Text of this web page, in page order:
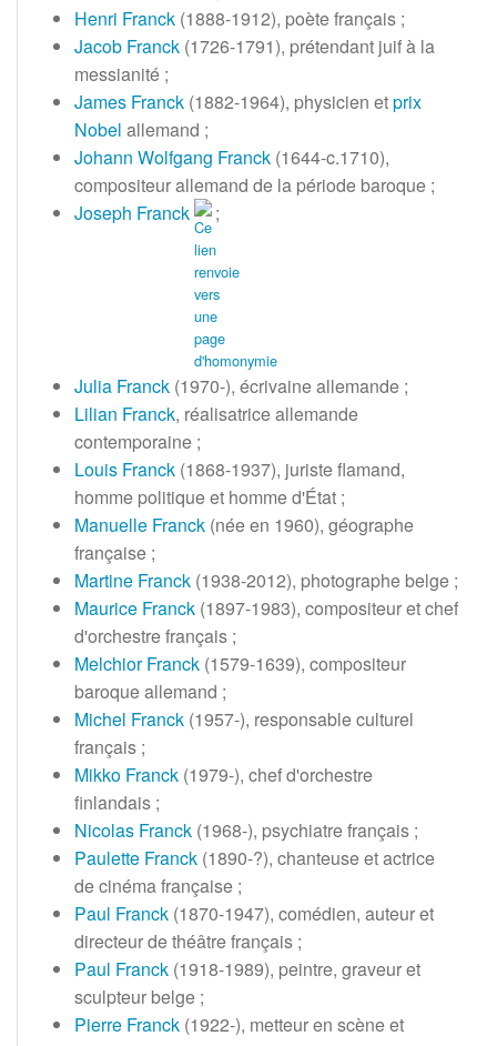
Henri Franck (1888-1912), poète français ;
Jacob Franck (1726-1791), prétendant juif à la
messianité ;
James Franck (1882-1964), physicien etprix
Nobel allemand ;
Johann Wolfgang Franck (1644-c.1710),
compositeur allemand de la période baroque ;
Joseph Franck
;
Julia Franck (1970-), écrivaine allemande ;
Lilian Franck, réalisatrice allemande
contemporaine ;
Louis Franck (1868-1937), juriste flamand,
homme politique et homme d'État ;
Manuelle Franck (née en 1960), géographe
française ;
Martine Franck (1938-2012), photographe belge ;
Maurice Franck (1897-1983), compositeur et chef
d'orchestre français ;
Melchior Franck (1579-1639), compositeur
baroque allemand ;
Michel Franck (1957-), responsable culturel
français ;
Mikko Franck (1979-), chef d'orchestre
finlandais ;
Nicolas Franck (1968-), psychiatre français ;
Paulette Franck (1890-?), chanteuse et actrice
de cinéma française ;
Paul Franck (1870-1947), comédien, auteur et
directeur de théâtre français ;
Paul Franck (1918-1989), peintre, graveur et
sculpteur belge ;
Pierre Franck (1922-), metteur en scène et